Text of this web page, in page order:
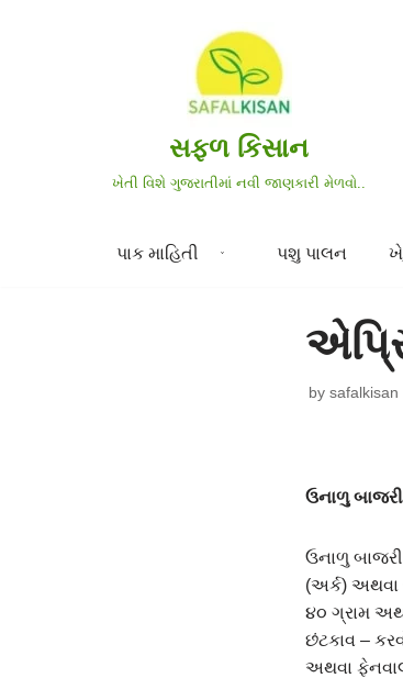
સફળ કિસાન
ખેતી વિશે ગુજરાતીમાં નવી જાણકારી મેળવો..
પાક માહિતી પશુ પાલન
by safalkisan
ઉનાળુ બાજરી
ઉનાળુ
(અર્ક) અથવા
૪૦ ગ્રામ
છંટકાવ –
અથવા